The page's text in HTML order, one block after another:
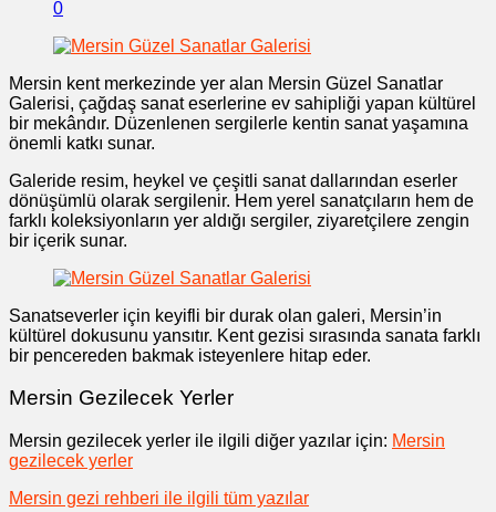
0
Mersin kent merkezinde yer alan Mersin Güzel Sanatlar
Galerisi, çağdaş sanat eserlerine ev sahipliği yapan kültürel
bir mekândır. Düzenlenen sergilerle kentin sanat yaşamına
önemli katkı sunar.
Galeride resim, heykel ve çeşitli sanat dallarından eserler
dönüşümlü olarak sergilenir. Hem yerel sanatçıların hem de
farklı koleksiyonların yer aldığı sergiler, ziyaretçilere zengin
bir içerik sunar.
Sanatseverler için keyifli bir durak olan galeri, Mersin’in
kültürel dokusunu yansıtır. Kent gezisi sırasında sanata farklı
bir pencereden bakmak isteyenlere hitap eder.
Mersin Gezilecek Yerler
Mersin gezilecek yerler ile ilgili diğer yazılar için: Mersin
gezilecek yerler
Mersin gezi rehberi ile ilgili tüm yazılar